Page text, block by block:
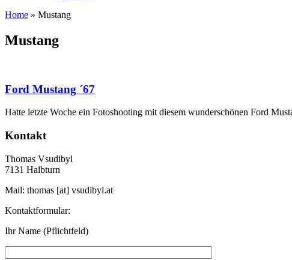
Home » Mustang
Mustang
Ford Mustang ´67
Hatte letzte Woche ein Fotoshooting mit diesem wunderschönen Ford
Kontakt
Thomas Vsudibyl
7131 Halbturn
Mail: thomas [at] vsudibyl.at
Kontaktformular:
Ihr Name (Pflichtfeld)